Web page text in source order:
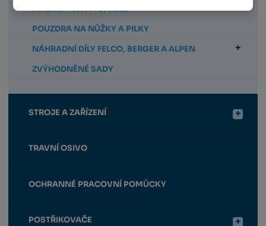
MAZACÍ TUKY A SPREJE
POUZDRA NA NŮŽKY A PILKY
NÁHRADNÍ DÍLY FELCO, BERGER A ALPEN
ZVÝHODNĚNÉ SADY
STROJE A ZAŘÍZENÍ
TRAVNÍ OSIVO
OCHRANNÉ PRACOVNÍ POMŮCKY
POSTŘIKOVAČE